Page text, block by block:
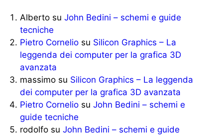
Alberto su John Bedini – schemi e guide
tecniche
Pietro Cornelio su Silicon Graphics – La
leggenda dei computer per la grafica 3D
avanzata
massimo su Silicon Graphics – La leggenda
dei computer per la grafica 3D avanzata
Pietro Cornelio su John Bedini – schemi e
guide tecniche
rodolfo su John Bedini – schemi e guide